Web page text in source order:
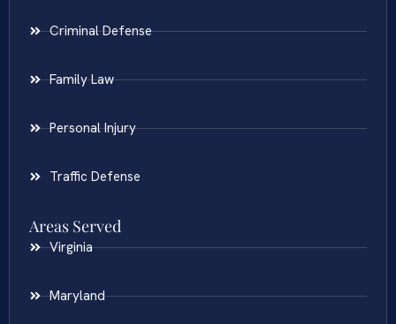
Criminal Defense
Family Law
Personal Injury
Traffic Defense
Areas Served
Virginia
Maryland